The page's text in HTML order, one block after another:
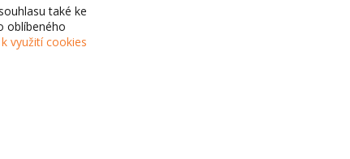
také ke
oblíbeného
využití cookies